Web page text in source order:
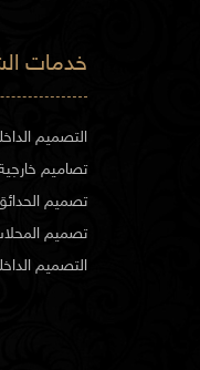
خدمات
التصميم
تصاميم
تصميم
تصميم
التصميم